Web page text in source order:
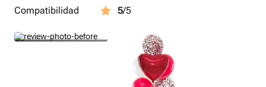
Compatibilidad
5/5
foto previa a la entrega